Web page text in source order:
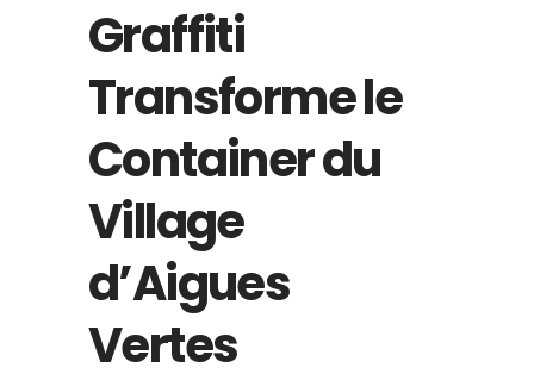
Graffiti
Transforme le
Container du
Village
d’Aigues
Vertes